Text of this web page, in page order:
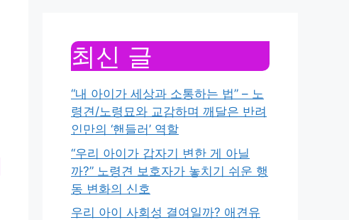
최신 글
“내 아이가 세상과 소통하는 법” – 노
령견/노령묘와 교감하며 깨달은 반려
인만의 ‘핸들러’ 역할
“우리 아이가 갑자기 변한 게 아닐
까?” 노령견 보호자가 놓치기 쉬운 행
동 변화의 신호
우리 아이 사회성 결여일까? 애견유